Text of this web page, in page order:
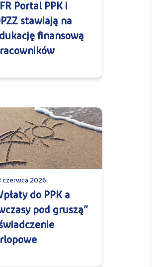
Portal PPK i
stawiają na
finansową
czerwca 2026
do PPK a
pod gruszą”